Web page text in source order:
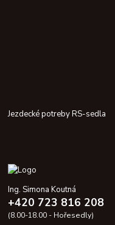
Jezdecké potreby RS-sedla
Ing. Simona Koutná
+420 723 816 208
(8.00-18.00 - Hořesedly)